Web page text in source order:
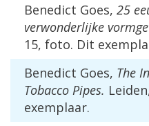
Benedict Goes, 25
verwonderlijke
15, foto. Dit
Benedict Goes, The
Tobacco Pipes. Leiden
exemplaar.